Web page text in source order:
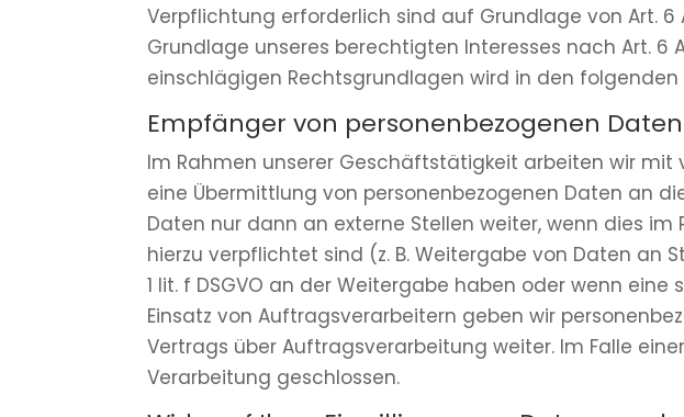
Verpflichtung erforderlich sind auf Grundlage von Art. 6
Grundlage unseres berechtigten Interesses nach Art. 6
einschlägigen Rechtsgrundlagen wird in den
Empfänger von personenbezogenen Daten
Im Rahmen unserer Geschäftstätigkeit arbeiten wir
eine Übermittlung von personenbezogenen Daten an
Daten nur dann an externe Stellen weiter, wenn dies
hierzu verpflichtet sind (z. B. Weitergabe von Daten an
1 lit. f DSGVO an der Weitergabe haben oder wenn
Einsatz von Auftragsverarbeitern geben wir
Vertrags über Auftragsverarbeitung weiter. Im Falle
Verarbeitung geschlossen.